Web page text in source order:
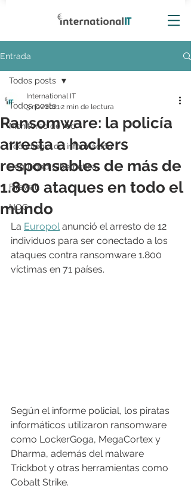
Entrada
Todos posts
Monitoreo de red
Tecnología de información
Seguridad Cibernética
Firewall
NOC
Todos posts
Ransomware: la policía
arresta a hackers
responsables de más de
1.800 ataques en todo el
mundo
International IT
3 nov 20212 min de lectura
La Europol anunció el arresto de 12
individuos para ser conectado a los
ataques contra ransomware 1.800
víctimas en 71 países.
Según el informe policial, los piratas
informáticos utilizaron ransomware
como LockerGoga, MegaCortex y
Dharma, además del malware
Trickbot y otras herramientas como
Cobalt Strike.